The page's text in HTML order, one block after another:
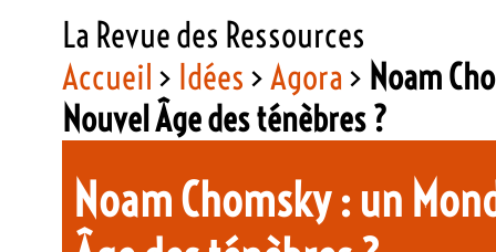
La Revue des Ressources
Accueil > Idées >Agora > Noam
Nouvel Âge des ténèbres ?
Noam Chomsky : un